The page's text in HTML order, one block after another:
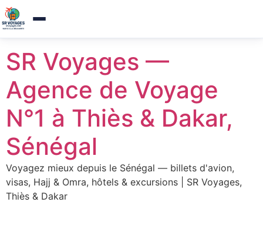
au
contenu
SR Voyages —
Agence de Voyage
N°1 à Thiès & Dakar,
Sénégal
Voyagez mieux depuis le Sénégal — billets d'avion,
visas, Hajj & Omra, hôtels & excursions | SR Voyages,
Thiès & Dakar